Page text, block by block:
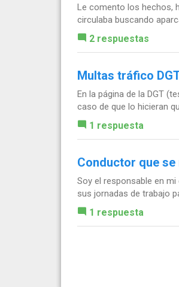
Le comento los hechos,
circulaba buscando
2 respuestas
Multas tráfico
En la página de la DGT
caso de que lo hicieran
1 respuesta
Conductor que
Soy el responsable en
sus jornadas de trabajo
1 respuesta